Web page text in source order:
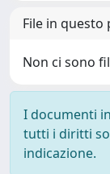
File in
Non ci sono
I documenti
tutti i diritti
indicazione.